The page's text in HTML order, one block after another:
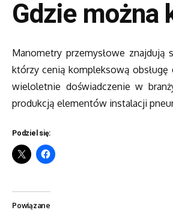
Gdzie można
Manometry przemysłowe
którzy cenią kompleksową
wieloletnie doświadczenie w
produkcją elementów instalacji
Podziel się:
Powiązane